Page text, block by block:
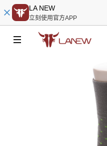
LA NEW
立刻使用官方APP